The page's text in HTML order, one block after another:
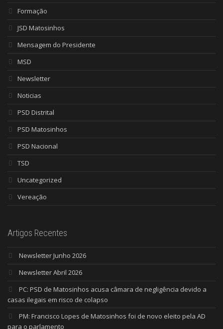
Formação
JSD Matosinhos
Mensagem do Presidente
MSD
Newsletter
Noticias
PSD Distrital
PSD Matosinhos
PSD Nacional
TSD
Uncategorized
Vereação
Artigos Recentes
Newsletter Junho 2026
Newsletter Abril 2026
PC: PSD de Matosinhos acusa câmara de negligência devido a
casas ilegais em risco de colapso
PM: Francisco Lopes de Matosinhos foi de novo eleito pela AD
para o parlamento